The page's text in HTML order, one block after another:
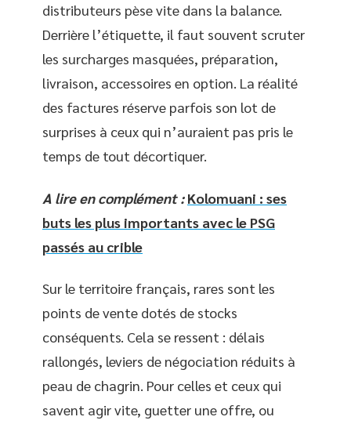
distributeurs pèse vite dans la balance.
Derrière l’étiquette, il faut souvent scruter
les surcharges masquées, préparation,
livraison, accessoires en option. La réalité
des factures réserve parfois son lot de
surprises à ceux qui n’auraient pas pris le
temps de tout décortiquer.
A lire en complément : Kolomuani : ses
buts les plus importants avec le PSG
passés au crible
Sur le territoire français, rares sont les
points de vente dotés de stocks
conséquents. Cela se ressent : délais
rallongés, leviers de négociation réduits à
peau de chagrin. Pour celles et ceux qui
savent agir vite, guetter une offre, ou